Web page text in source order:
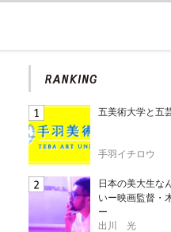
五美術大学と五
手羽イチロウ
日本の美大生な
いー映画監督・
ー
出川 光